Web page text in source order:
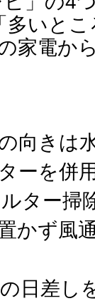
いと
家電か
向きは
ーを併
ター掃
かず風
日差し